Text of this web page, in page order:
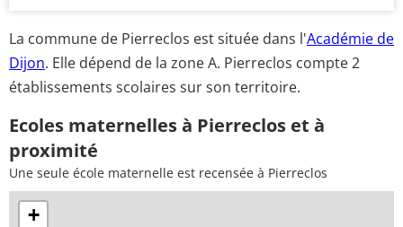
La commune de Pierreclos est située dans l'Académie de
Dijon. Elle dépend de la zone A. Pierreclos compte 2
établissements scolaires sur son territoire.
Ecoles maternelles à Pierreclos et à
proximité
Une seule école maternelle est recensée à Pierreclos
+